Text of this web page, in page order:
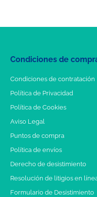
Condiciones de
Condiciones de contratación
Política de Privacidad
Política de Cookies
Aviso Legal
Puntos de compra
Política de envíos
Derecho de desistimiento
Resolución de litigios en
Formulario de Desistimiento